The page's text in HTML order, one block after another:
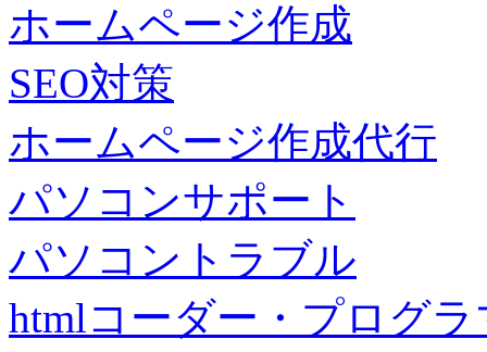
ホームページ作成
SEO対策
ホームページ作成代行
パソコンサポート
パソコントラブル
htmlコーダー・プログラ